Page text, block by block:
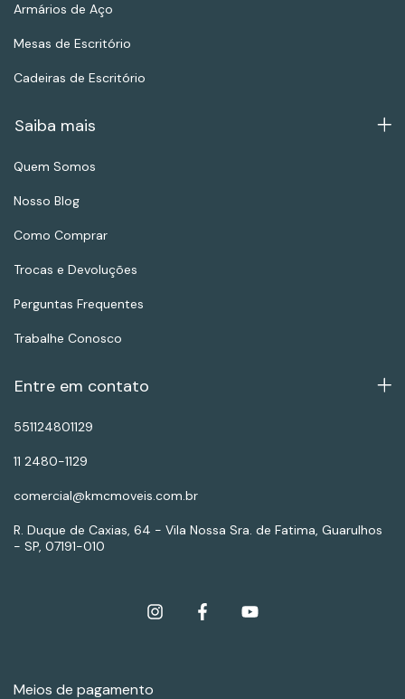
Armários de Aço
Mesas de Escritório
Cadeiras de Escritório
Saiba mais
Quem Somos
Nosso Blog
Como Comprar
Trocas e Devoluções
Perguntas Frequentes
Trabalhe Conosco
Entre em contato
551124801129
11 2480-1129
comercial@kmcmoveis.com.br
R. Duque de Caxias, 64 - Vila Nossa Sra. de Fatima, Guarulhos
- SP, 07191-010
Meios de pagamento